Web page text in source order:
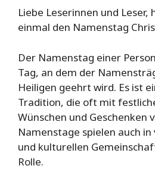
Liebe Leserinnen und Leser,
einmal den Namenstag
Der Namenstag einer
Tag, an dem der
Heiligen geehrt wird. Es ist
Tradition, die oft mit
Wünschen und Geschenken
Namenstage spielen auch
und kulturellen
Rolle.